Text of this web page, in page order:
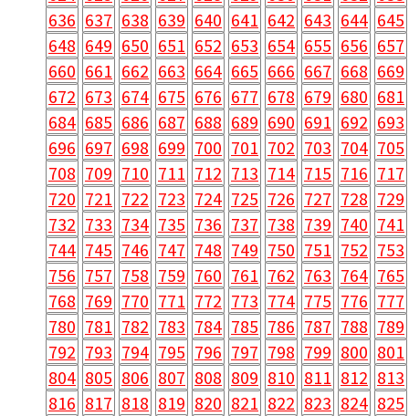
636 637 638 639 640 641 642 643 644 645
648 649 650 651 652 653 654 655 656 657
660 661 662 663 664 665 666 667 668 669
672 673 674 675 676 677 678 679 680 681
684 685 686 687 688 689 690 691 692 693
696 697 698 699 700 701 702 703 704 705
708 709 710 711 712 713 714 715 716 717
720 721 722 723 724 725 726 727 728 729
732 733 734 735 736 737 738 739 740 741
744 745 746 747 748 749 750 751 752 753
756 757 758 759 760 761 762 763 764 765
768 769 770 771 772 773 774 775 776 777
780 781 782 783 784 785 786 787 788 789
792 793 794 795 796 797 798 799 800 801
804 805 806 807 808 809 810 811 812 813
816 817 818 819 820 821 822 823 824 825